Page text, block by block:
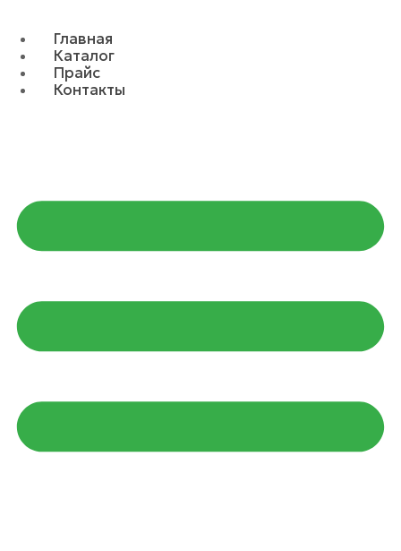
Главная
Каталог
Прайс
Контакты